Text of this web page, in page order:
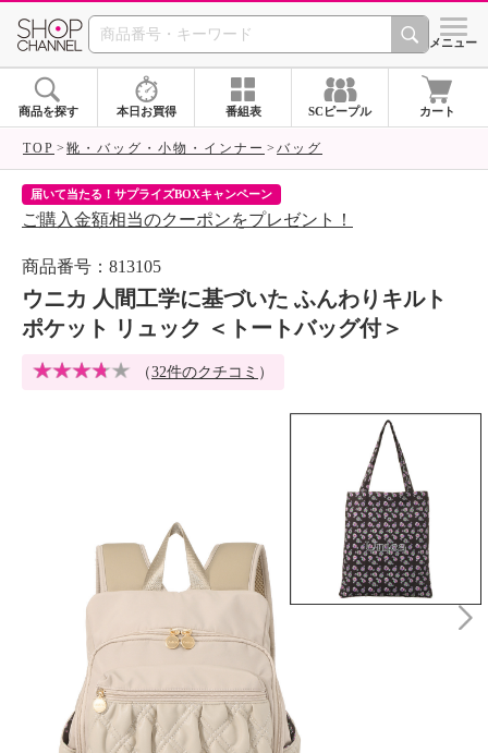
SHOP CHANNEL シメニュー
商品を探す 本日お買得 番組表 SCピープル カート
TOP 靴・バッグ・小物・インナー バッグ
届いて当たる！サプライズBOXキャンペーン
ご購入金額相当のクーポンをプレゼント！
商品番号：813105
ウニカ 人間工学に基づいた ふんわりキルト
ポケット リュック ＜トートバッグ付＞
（32件のクチコミ ）